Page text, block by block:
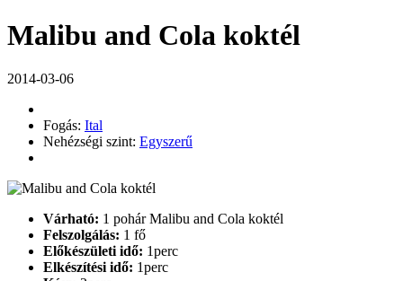
Malibu and Cola koktél
2014-03-06
Fogás: Ital
Nehézségi szint: Egyszerű
Várható: 1 pohár Malibu and Cola koktél
Felszolgálás: 1 fő
Előkészületi idő: 1perc
Elkészítési idő: 1perc